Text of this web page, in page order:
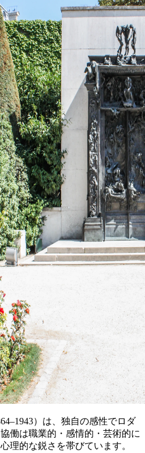
）は、独自の感性でロダ
働は職業的・感情的・芸術的に
理的な鋭さを帯びています。